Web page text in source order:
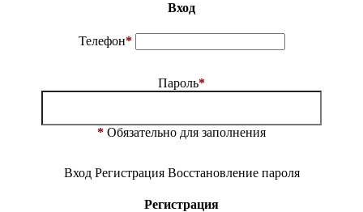
Вход
Телефон*
Пароль*
* Обязательно для заполнения
Вход Регистрация Восстановление пароля
Регистрация